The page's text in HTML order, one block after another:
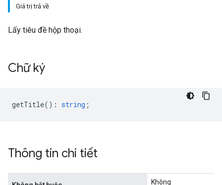
Giá trị trả về
Lấy tiêu đề hộp thoại.
Chữ ký
getTitle() : string ;
Thông tin chi tiết
Không